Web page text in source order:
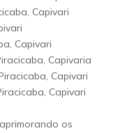
Capivari
Capivari
Capivaria
Capivari
Capivari
os